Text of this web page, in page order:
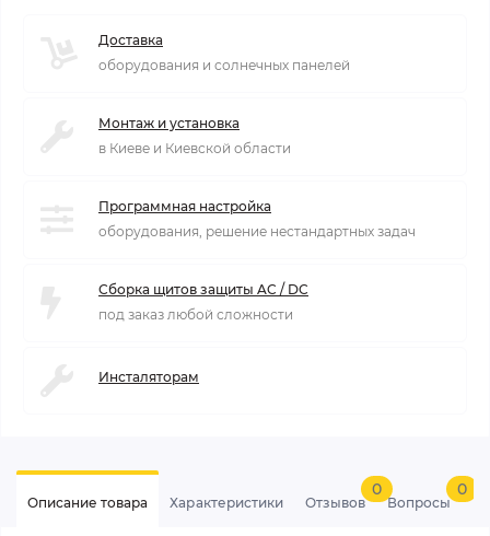
Доставка
оборудования и солнечных панелей
Монтаж и установка
в Киеве и Киевской области
Программная настройка
оборудования, решение нестандартных задач
Сборка щитов защиты AC / DC
под заказ любой сложности
Инсталяторам
Описание товара Характеристики Отзывов
0
Вопросы
0